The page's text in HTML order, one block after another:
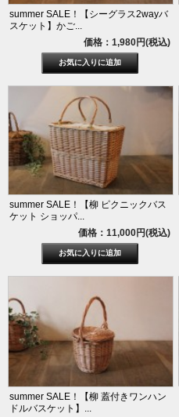
summer SALE！【シーグラス2wayバ
スケット】かご...
価格：1,980円(税込)
summer SALE！【柳 ピクニックバス
ケット ショッパ...
価格：11,000円(税込)
summer SALE！【柳 蓋付きワンハン
ドルバスケット】...